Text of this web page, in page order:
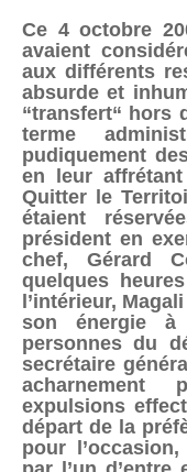
Ce 4 octobre
avaient
aux différents
absurde et
“transfert“ hors
terme
pudiquement
en leur
Quitter le
étaient
président en
chef, Gérard
quelques
l’intérieur,
son énergie à
personnes du
secrétaire
expulsions
départ de la
pour